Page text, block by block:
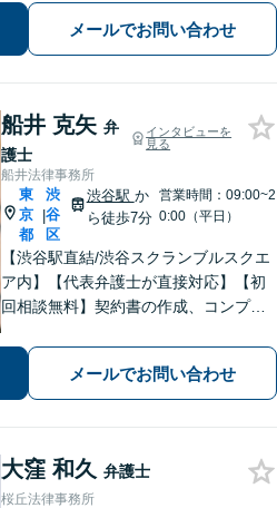
通事故】後遺障害等級非該当から高次
脳機能障害などの高額賠償まで解決実
績多数！
メールでお問い合わせ
船井 克矢 弁
護士
インタビューを
見る
船井法律事務所
東
京
都
|
渋
谷
区
渋谷駅 か
ら徒歩7分
営業時間：09:00~2
0:00（平日）
【渋谷駅直結/渋谷スクランブルスクエ
ア内】【代表弁護士が直接対応】【初
回相談無料】契約書の作成、コンプラ
ら、離婚や相続、労働トラブルなど幅
広く対応可能｡早期解決に向けて尽力し
ます【渋谷区周辺企業様からのご相談
歓迎】
メールでお問い合わせ
大窪 和久 弁護士
桜丘法律事務所